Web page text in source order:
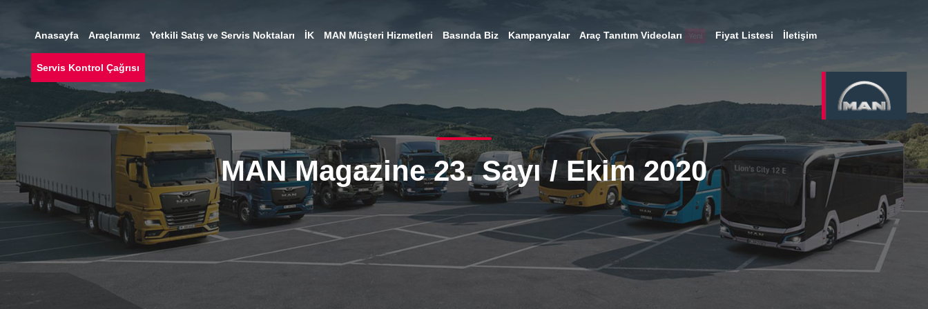
MAN Magazine 23. Sayı / Ekim 2020
Anasayfa Araçlarımız Yetkili Satış ve Servis Noktaları İK MAN Müşteri Hizmetleri Basında Biz Kampanyalar Araç Tanıtım Videoları Yeni Fiyat Listesi İletişim
Servis Kontrol Çağrısı